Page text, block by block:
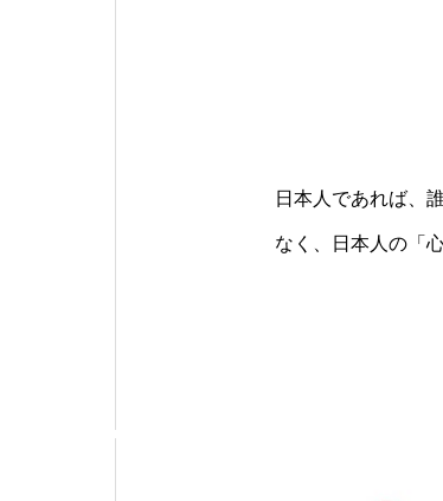
日本人であれば、
なく、日本人の「